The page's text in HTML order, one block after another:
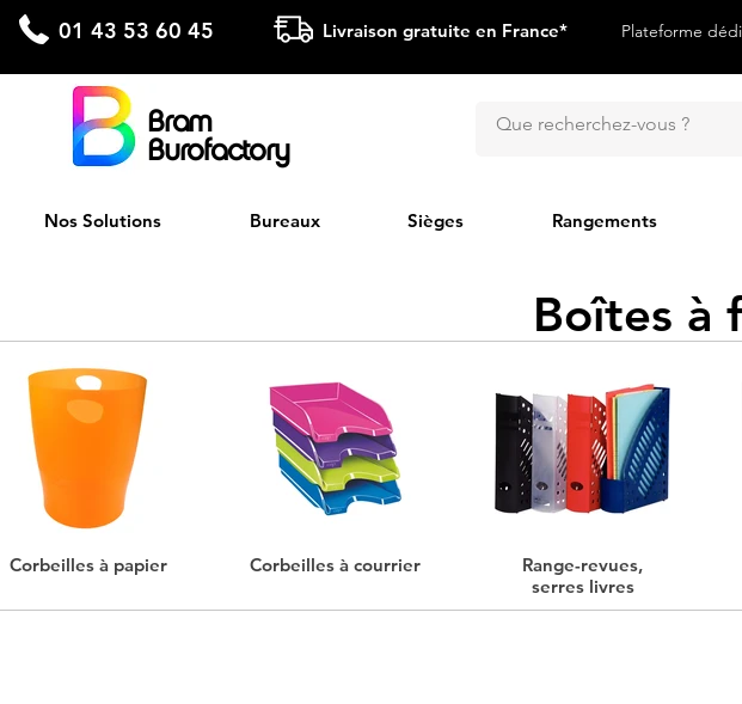
01 43 53 60 45 Livraison gratuite en France*
Plateforme
Bram
Burofactory
Nos Solutions Bureaux Sièges Rangements
Boîtes à
Corbeilles à papier Corbeilles à courrier
Range-revues,
serres livres